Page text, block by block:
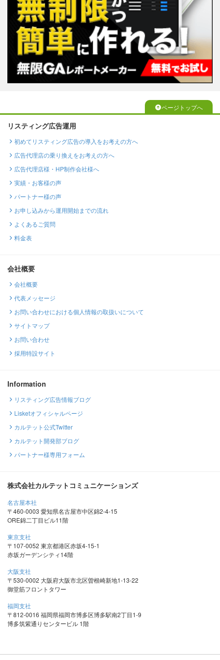
ページトップへ
リスティング広告運用
初めてリスティング広告の導入をお考えの方へ
広告代理店の乗り換えをお考えの方へ
広告代理店様・HP制作会社様へ
実績・お客様の声
パートナー様の声
お申し込みから運用開始までの流れ
よくあるご質問
料金表
会社概要
会社概要
代表メッセージ
お問い合わせにおける個人情報の取扱いについて
サイトマップ
お問い合わせ
採用特設サイト
Information
リスティング広告情報ブログ
Lisketオフィシャルページ
カルテット公式Twitter
カルテット開発部ブログ
パートナー様専用フォーム
株式会社カルテットコミュニケーションズ
名古屋本社
〒460-0003 愛知県名古屋市中区錦2-4-15
ORE錦二丁目ビル11階
東京支社
〒107-0052 東京都港区赤坂4-15-1
赤坂ガーデンシティ14階
大阪支社
〒530-0002 大阪府大阪市北区曽根崎新地1-13-22
御堂筋フロントタワー
福岡支社
〒812-0016 福岡県福岡市博多区博多駅南2丁目1-9
博多筑紫通りセンタービル 1階